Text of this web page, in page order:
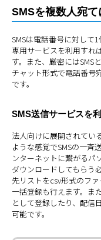
SMSを複数人宛
SMSは電話番号に対して
専用サービスを利用すれ
す。また、厳密にはSMS
チャット形式で電話番号
です。
SMS送信サービスを
法人向けに展開されてい
ような感覚でSMSの一斉
ンターネットに繋がるパ
ダウンロードしてもらう
先リストをcsv形式のフ
一括登録も行えます。ま
として登録したり、配信
可能です。